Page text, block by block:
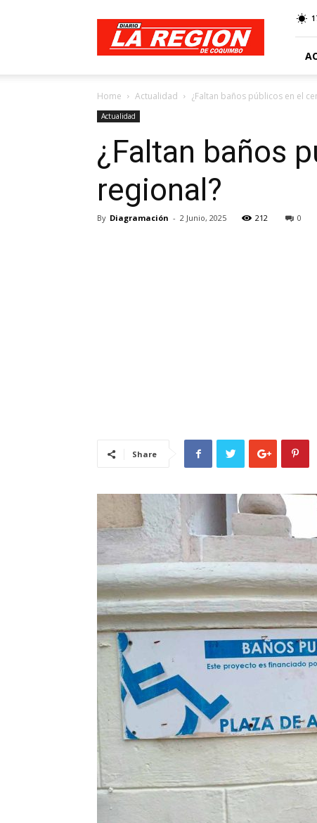
Diario
Región
Home Actualidad ¿Faltan baños públicos en el
Actualidad
¿Faltan baños
regional?
By Diagramación - 2 Junio, 2025 212 0
Share